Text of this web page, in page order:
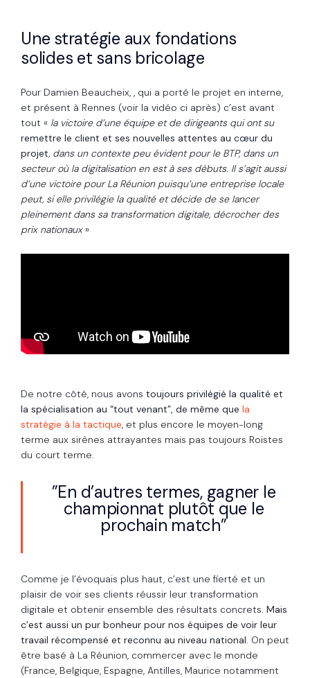
Une stratégie aux fondations
solides et sans bricolage
Pour Damien Beaucheix, , qui a porté le projet en interne,
et présent à Rennes (voir la vidéo ci après) c’est avant
tout « la victoire d’une équipe et de dirigeants qui ont su
remettre le client et ses nouvelles attentes au cœur du
projet, dans un contexte peu évident pour le BTP, dans un
secteur où la digitalisation en est à ses débuts. Il s’agit aussi
d’une victoire pour La Réunion puisqu’une entreprise locale
peut, si elle privilégie la qualité et décide de se lancer
pleinement dans sa transformation digitale, décrocher des
prix nationaux»
De notre côté, nous avons toujours privilégié la qualité et
la spécialisation au “tout venant”, de même que la
stratégie à la tactique, et plus encore le moyen-long
terme aux sirènes attrayantes mais pas toujours Roistes
du court terme.
”En d’autres termes, gagner le
championnat plutôt que le
prochain match”
Comme je l’évoquais plus haut, c’est une fierté et un
plaisir de voir ses clients réussir leur transformation
digitale et obtenir ensemble des résultats concrets. Mais
c’est aussi un pur bonheur pour nos équipes de voir leur
travail récompensé et reconnu au niveau national. On peut
être basé à La Réunion, commercer avec le monde
(France, Belgique, Espagne, Antilles, Maurice notamment